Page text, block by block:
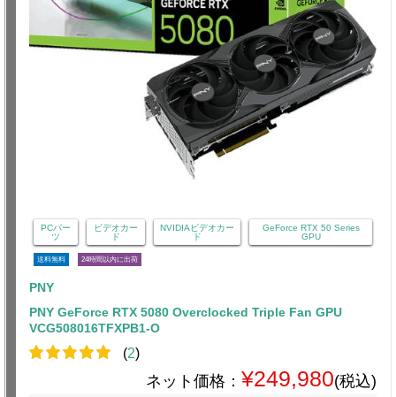
PCパー
ツ
ビデオカー
ド
NVIDIAビデオカー
ド
GeForce RTX 50 Series
GPU
送料無料 24時間以内に出荷
PNY
PNY GeForce RTX 5080 Overclocked Triple Fan GPU
VCG508016TFXPB1-O
(2)
ネット価格： ¥249,980(税込)